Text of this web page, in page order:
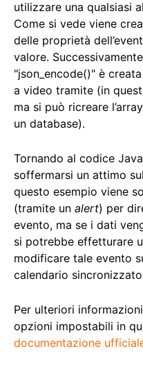
utilizzare una qualsiasi
Come si vede viene
delle proprietà
valore.
"json_encode()" è
a video tramite (in
ma si può ricreare
un database).
Tornando al codice
soffermarsi un attimo
questo esempio viene
(tramite un alert) per
evento, ma se i dati
si potrebbe effetturare
modificare tale evento
calendario
Per ulteriori
opzioni impostabili in
documentazione